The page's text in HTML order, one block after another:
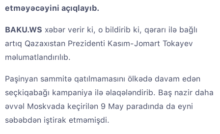
etməyəcəyini açıqlayıb.
BAKU.WS xəbər verir ki, o bildirib ki, qərarı ilə bağlı
artıq Qazaxıstan Prezidenti Kasım-Jomart Tokayev
məlumatlandırılıb.
Paşinyan sammitə qatılmamasını ölkədə davam edən
seçkiqabağı kampaniya ilə əlaqələndirib. Baş nazir daha
əvvəl Moskvada keçirilən 9 May paradında da eyni
səbəbdən iştirak etməmişdi.